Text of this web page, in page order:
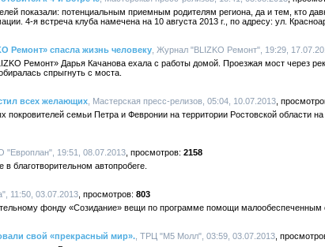
показали: потенциальным приемным родителям региона, да и тем, кто
4-я встреча клуба намечена на 10 августа 2013 г., по адресу: ул.
Ремонт» спасла жизнь человеку , Журнал "BLIZKO Ремонт", 19:29,
Ремонт» Дарья Качанова ехала с работы домой. Проезжая мост через
спрыгнуть с моста.
всех желающих , Мастерская пресс-релизов, 05:04, 10.07.2013
семьи Петра и Февронии на территории Ростовской области
"Европлан", 19:51, 08.07.2013
2158
благотворительном автопробеге.
11:50, 03.07.2013
803
фонду «Созидание» вещи по программе помощи малообеспеченным
свой «прекрасный мир». , ТРЦ "М5 Молл", 03:59, 03.07.2013